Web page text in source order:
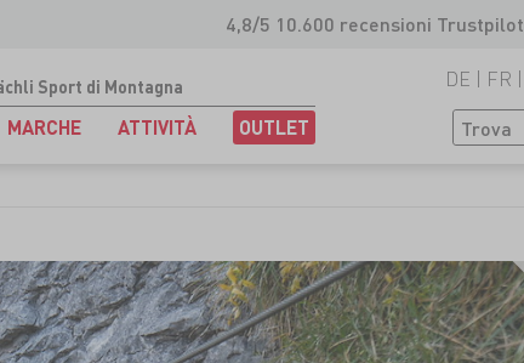
4,8/5 10.600 recensioni Trustpilot
Sport di Montagna
MARCHE ATTIVITÀ OUTLET
DE | FR |